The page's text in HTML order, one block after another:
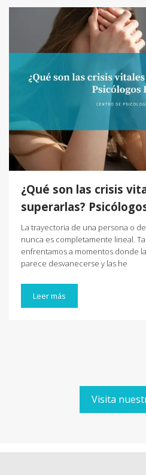
¿Qué son las crisis
superarlas?
La trayectoria de una persona o
nunca es completamente lineal.
enfrentamos a momentos donde
parece desvanecerse y las he
Leer más
Visita